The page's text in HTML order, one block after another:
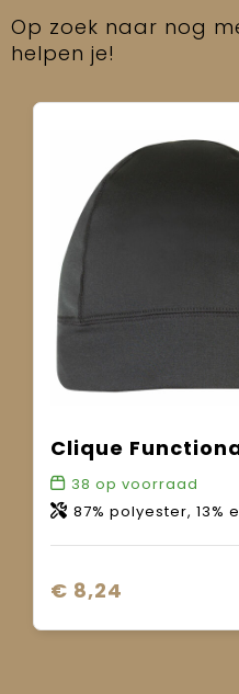
Op zoek naar nog
helpen je!
Clique
38 op voorraad
87% polyester, 13%
€ 8,24